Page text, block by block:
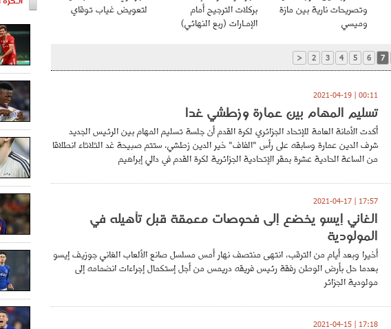
وتصريحات نارية بين مازة
وميسي
بركلات الترجيح أمام
الإمـارات (ربع النهائي)
لتعويض غياب توقاي
< 2 3 4 5 6 7
00:11 | 2021-04-19
تسليم المهام بين عمارة وزطشي غدا
أكدت الأمانة العامة للإتحاد الجزائري لكرة القدم أن جلسة تسليم المهام بين الرئيس الجديد
شرف الدين عمارة وسابقه على رأس "الفاف" خير الدين زطشي، ستتم صبيحة غد الثلاثاء انطلاقا
من الساعة الحادية عشرة بمقر الإتحادية الجزائرية لكرة القدم في دالي إبراهيم
17:57 | 2021-04-17
الغاني إيسو يخضع إلى فحوصات معمقة قبل تأهيله في
المولودية
أخيرا وبعد أيام من الترقب، انتهى منتصف نهار أمس مسلسل صانع الألعاب الغاني جوزيف إيسو
بعدما حل بأرض الوطن رفقة رئيس فريقه دريمس من أجل إستكمال إجراءات انضمامه إلى
مولودية الجزائر
17:18 | 2021-04-15